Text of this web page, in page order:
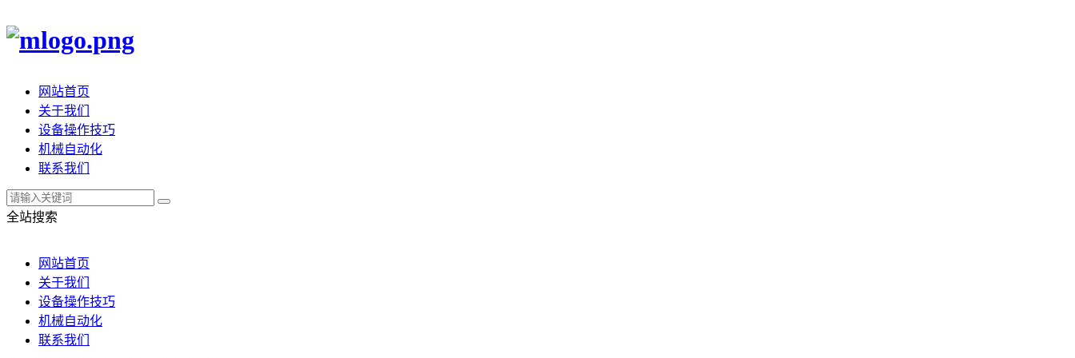
网站首页
关于我们
设备操作技巧
机械自动化
联系我们
全站搜索
网站首页
关于我们
设备操作技巧
机械自动化
联系我们